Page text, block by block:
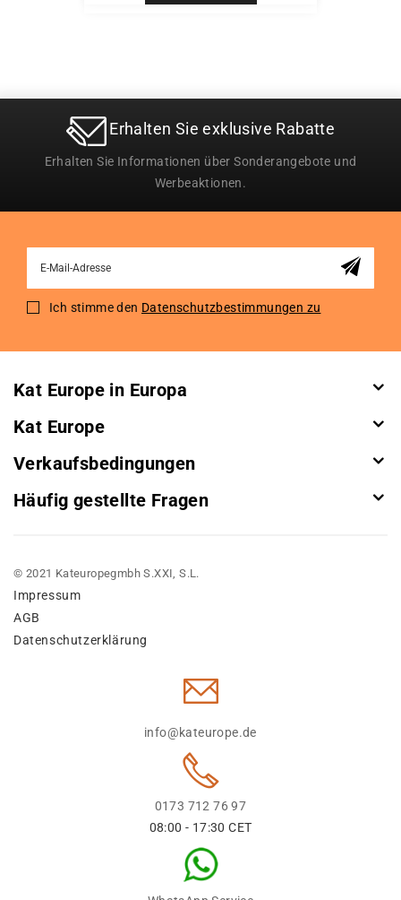
Erhalten Sie exklusive Rabatte
Erhalten Sie Informationen über Sonderangebote und
Werbeaktionen.
for
Ich stimme den Datenschutzbestimmungen zu
Kat Europe in Europa
Kat Europe
Verkaufsbedingungen
Häufig gestellte Fragen
© 2021 Kateuropegmbh S.XXI, S.L.
Impressum
AGB
Datenschutzerklärung
info@kateurope.de
0173 712 76 97
08:00 - 17:30 CET